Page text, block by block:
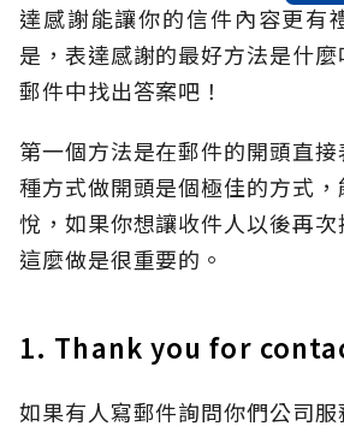
達感謝能讓你的信件內容更有
是，表達感謝的最好方法是什
郵件中找出答案吧！
第一個方法是在郵件的開頭直
種方式做開頭是個極佳的方式
悅，如果你想讓收件人以後再次
這麼做是很重要的。
1. Thank you for
如果有人寫郵件詢問你們公司